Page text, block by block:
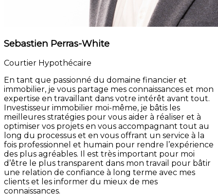
Sebastien Perras-White
Courtier Hypothécaire
En tant que passionné du domaine financier et
immobilier, je vous partage mes connaissances et mon
expertise en travaillant dans votre intérêt avant tout.
Investisseur immobilier moi-même, je bâtis les
meilleures stratégies pour vous aider à réaliser et à
optimiser vos projets en vous accompagnant tout au
long du processus et en vous offrant un service à la
fois professionnel et humain pour rendre l’expérience
des plus agréables. Il est très important pour moi
d’être le plus transparent dans mon travail pour bâtir
une relation de confiance à long terme avec mes
clients et les informer du mieux de mes
connaissances.